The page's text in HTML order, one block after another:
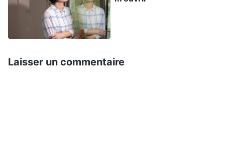
parler des problèmes que j’avais constatés chez
elle ? Mais je me suis alors dit que les choses
étaient déjà assez difficiles pour elle comme ça.
Laisser un commentaire